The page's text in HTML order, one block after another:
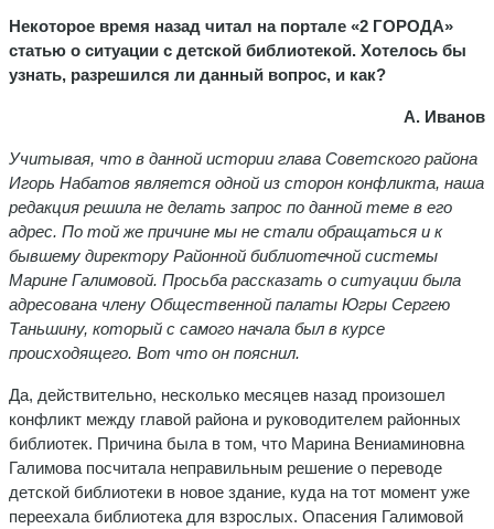
Некоторое время назад читал на портале «2 ГОРОДА»
статью о ситуации с детской библиотекой. Хотелось бы
узнать, разрешился ли данный вопрос, и как?
А. Иванов
Учитывая, что в данной истории глава Советского района
Игорь Набатов является одной из сторон конфликта, наша
редакция решила не делать запрос по данной теме в его
адрес. По той же причине мы не стали обращаться и к
бывшему директору Районной библиотечной системы
Марине Галимовой. Просьба рассказать о ситуации была
адресована члену Общественной палаты Югры Сергею
Таньшину, который с самого начала был в курсе
происходящего. Вот что он пояснил.
Да, действительно, несколько месяцев назад произошел
конфликт между главой района и руководителем районных
библиотек. Причина была в том, что Марина Вениаминовна
Галимова посчитала неправильным решение о переводе
детской библиотеки в новое здание, куда на тот момент уже
переехала библиотека для взрослых. Опасения Галимовой